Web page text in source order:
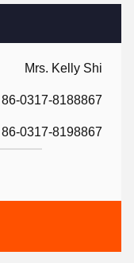
Mrs. Kelly Shi
86-0317-8188867
86-0317-8198867